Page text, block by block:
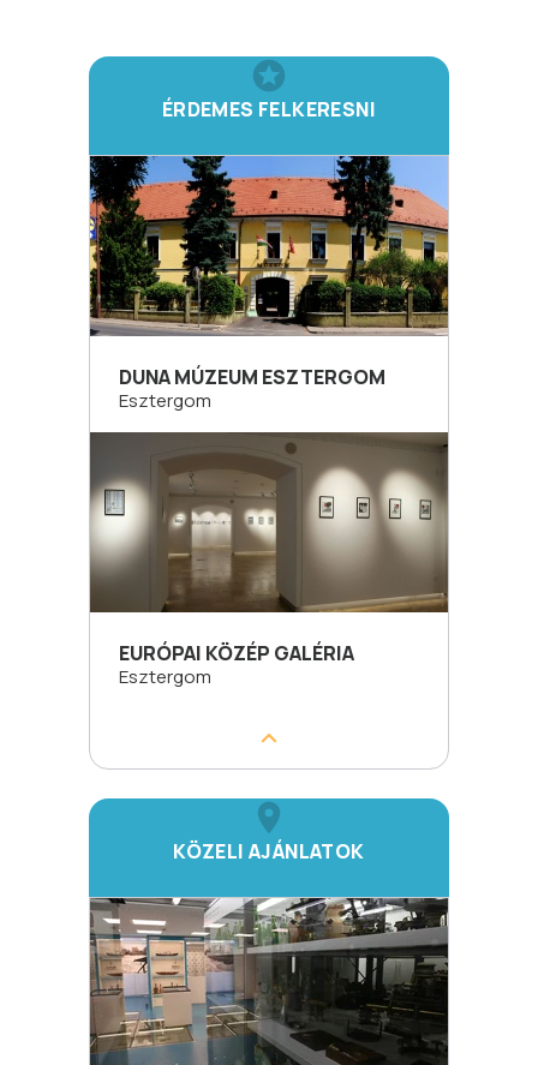
ÉRDEMES FELKERESNI
DUNA MÚZEUM ESZTERGOM
Esztergom
EURÓPAI KÖZÉP GALÉRIA
Esztergom
KÖZELI AJÁNLATOK